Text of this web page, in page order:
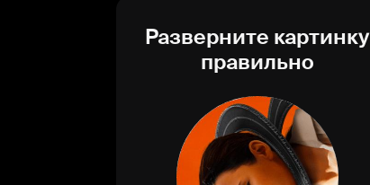
Разверните картинку
правильно